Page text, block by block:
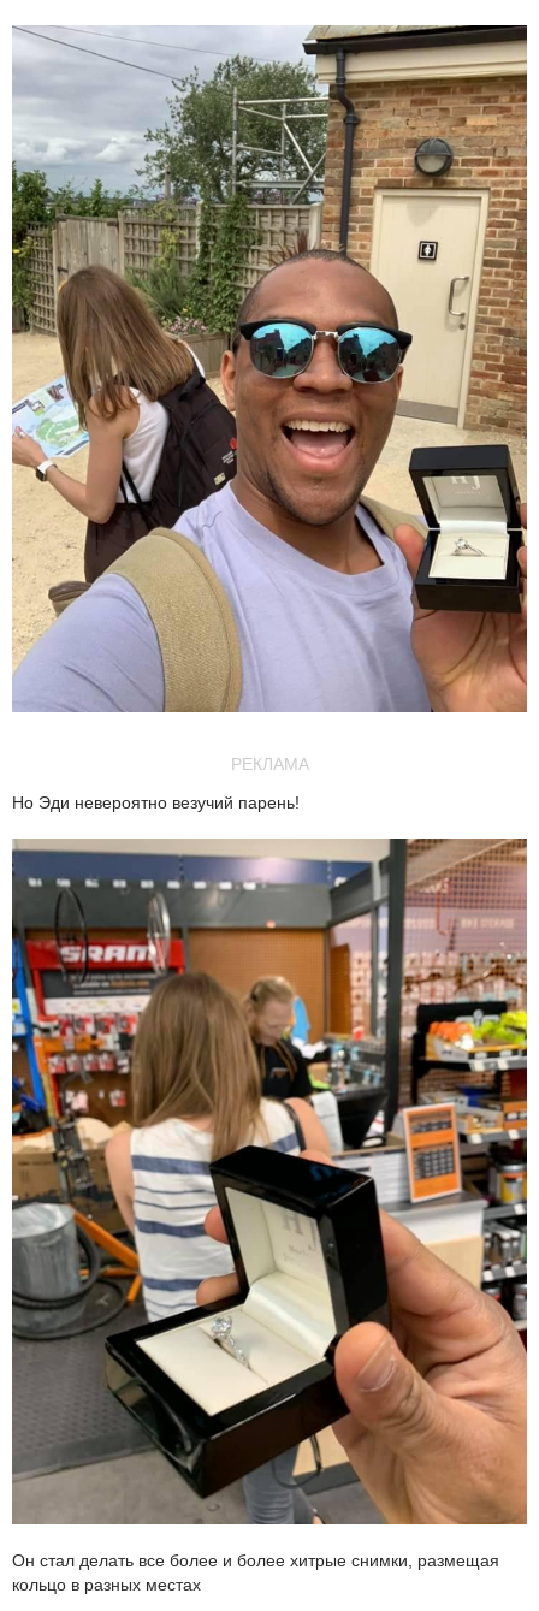
РЕКЛАМА
Но Эди невероятно везучий парень!
Он стал делать все более и более хитрые снимки, размещая
кольцо в разных местах